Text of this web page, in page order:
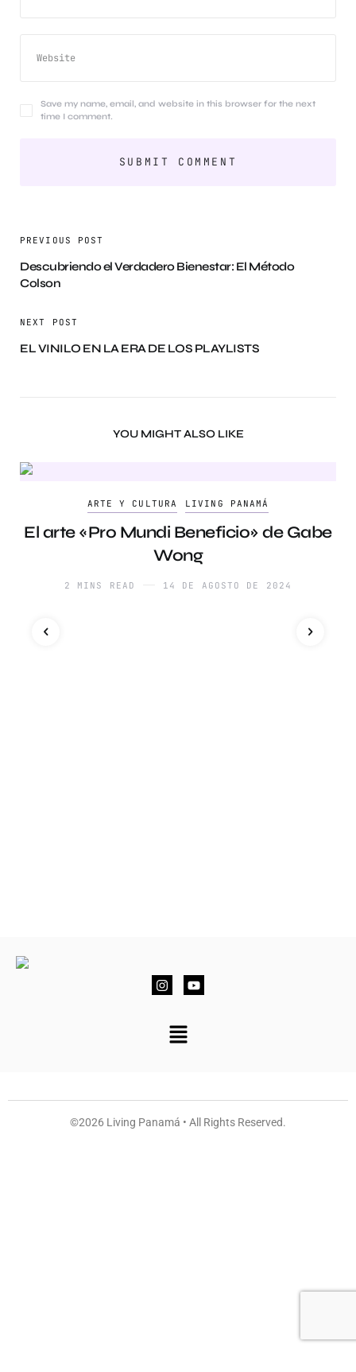
Save my name, email, and website in this browser for the next
time I comment.
PREVIOUS POST
Descubriendo el Verdadero Bienestar: El Método
Colson
NEXT POST
EL VINILO EN LA ERA DE LOS PLAYLISTS
YOU MIGHT ALSO LIKE
ARTE Y CULTURA LIVING PANAMÁ
El arte «Pro Mundi Beneficio» de Gabe
Wong
2 MINS READ 14 DE AGOSTO DE 2024
©2026 Living Panamá • All Rights Reserved.